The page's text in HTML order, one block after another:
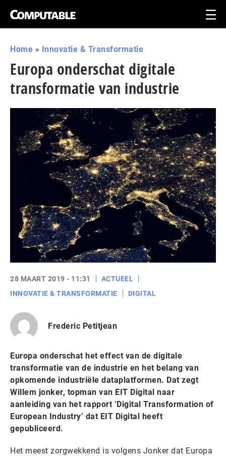
Home » Innovatie & Transformatie
Europa onderschat digitale
transformatie van industrie
28 MAART 2019 - 11:31
ACTUEEL
INNOVATIE & TRANSFORMATIE
DIGITAL
Frederic Petitjean
Europa onderschat het effect van de digitale
transformatie van de industrie en het belang van
opkomende industriële dataplatformen. Dat zegt
Willem jonker, topman van EIT Digital naar
aanleiding van het rapport ‘Digital Transformation of
European Industry’ dat EIT Digital heeft
gepubliceerd.
Het meest zorgwekkend is volgens Jonker dat Europa